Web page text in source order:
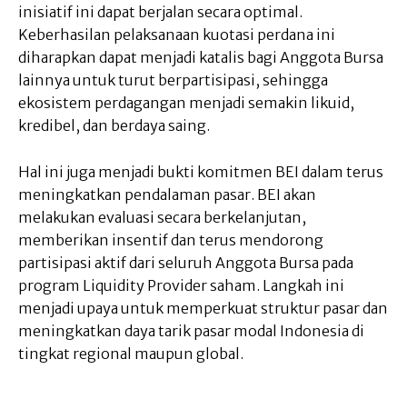
inisiatif ini dapat berjalan secara optimal.
Keberhasilan pelaksanaan kuotasi perdana ini
diharapkan dapat menjadi katalis bagi Anggota Bursa
lainnya untuk turut berpartisipasi, sehingga
ekosistem perdagangan menjadi semakin likuid,
kredibel, dan berdaya saing.
Hal ini juga menjadi bukti komitmen BEI dalam terus
meningkatkan pendalaman pasar. BEI akan
melakukan evaluasi secara berkelanjutan,
memberikan insentif dan terus mendorong
partisipasi aktif dari seluruh Anggota Bursa pada
program Liquidity Provider saham. Langkah ini
menjadi upaya untuk memperkuat struktur pasar dan
meningkatkan daya tarik pasar modal Indonesia di
tingkat regional maupun global.